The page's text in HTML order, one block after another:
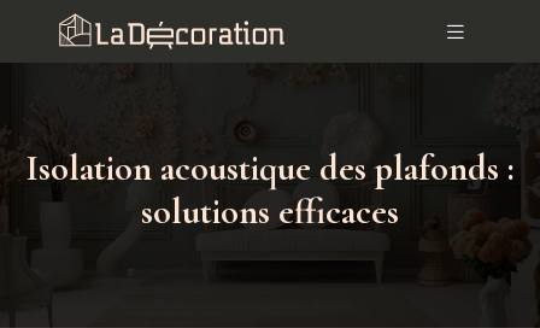
Isolation acoustique des plafonds :
solutions efficaces